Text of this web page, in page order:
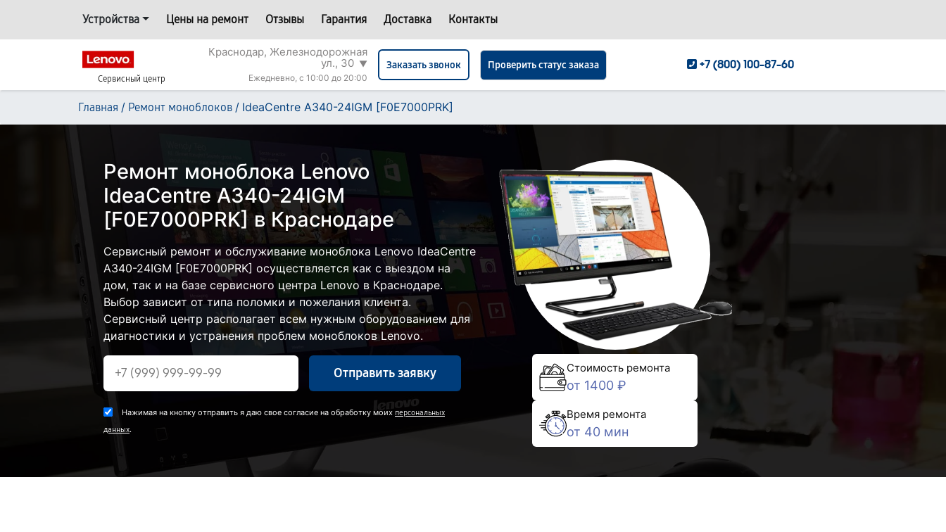
Устройства Цены на ремонт Отзывы Гарантия Доставка Контакты
Сервисный центр
Краснодар, Железнодорожная
ул., 30 ▼
Ежедневно, с 10:00 до 20:00
Заказать звонок Проверить статус заказа +7 (800) 100-87-60
Главная / Ремонт моноблоков / IdeaCentre A340-24IGM [F0E7000PRK]
Ремонт моноблока Lenovo
IdeaCentre A340-24IGM
[F0E7000PRK] в Краснодаре
Сервисный ремонт и обслуживание моноблока Lenovo IdeaCentre
A340-24IGM [F0E7000PRK] осуществляется как с выездом на
дом, так и на базе сервисного центра Lenovo в Краснодаре.
Выбор зависит от типа поломки и пожелания клиента.
Сервисный центр располагает всем нужным оборудованием для
диагностики и устранения проблем моноблоков Lenovo.
Отправить заявку
Нажимая на кнопку отправить я даю свое согласие на обработку моих персональных
данных.
Стоимость ремонта
от 1400 ₽
Время ремонта
от 40 мин